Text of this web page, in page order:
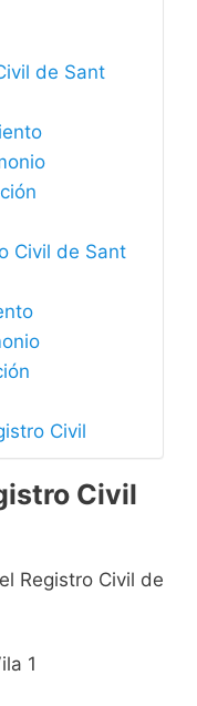
de Sant
Civil de Sant
Civil
Civil
Registro Civil de
1